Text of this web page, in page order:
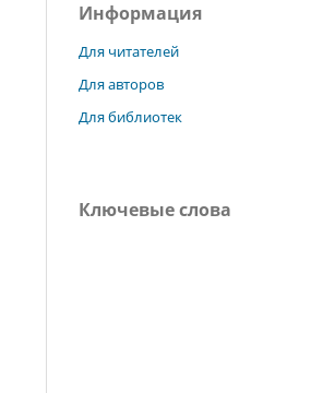
Информация
Для читателей
Для авторов
Для библиотек
Ключевые слова